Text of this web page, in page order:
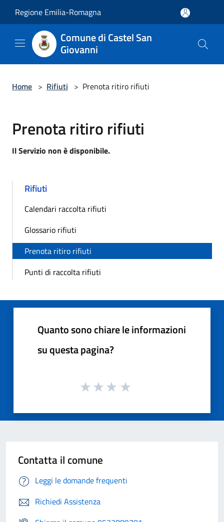
Regione Emilia-Romagna
Comune di Castel San
Giovanni
Home > Rifiuti > Prenota ritiro rifiuti
Prenota ritiro rifiuti
Il Servizio non è disponibile.
Rifiuti
Calendari raccolta rifiuti
Glossario rifiuti
Prenota ritiro rifiuti
Punti di raccolta rifiuti
Quanto sono chiare le informazioni
su questa pagina?
Contatta il comune
Leggi le domande frequenti
Richiedi Assistenza